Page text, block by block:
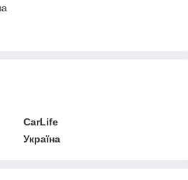
CarLife
Україна